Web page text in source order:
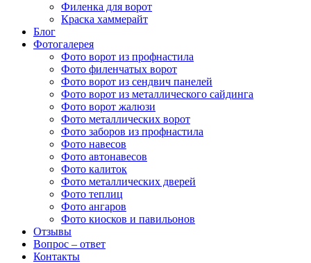
Филенка для ворот
Краска хаммерайт
Блог
Фотогалерея
Фото ворот из профнастила
Фото филенчатых ворот
Фото ворот из сендвич панелей
Фото ворот из металлического сайдинга
Фото ворот жалюзи
Фото металлических ворот
Фото заборов из профнастила
Фото навесов
Фото автонавесов
Фото калиток
Фото металлических дверей
Фото теплиц
Фото ангаров
Фото киосков и павильонов
Отзывы
Вопрос – ответ
Контакты